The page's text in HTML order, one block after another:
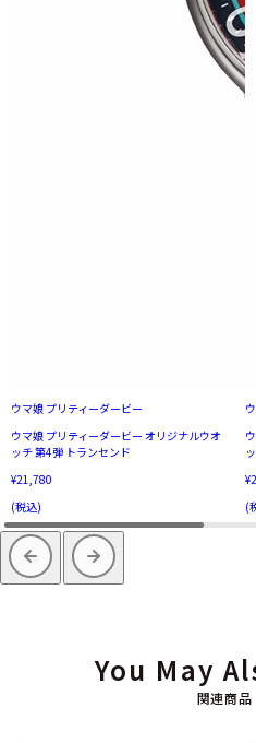
ウマ娘 プリティーダービー
ウマ娘 プリティーダービー オリジナルウオ
ッチ 第4弾 トランセンド
¥21,780
(税込)
(
関連商品
You May